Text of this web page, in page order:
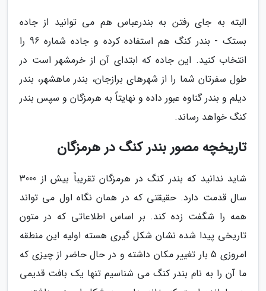
البته به جای رفتن به بندرعباس هم می توانید از جاده
بستک - بندر کنگ هم استفاده کرده و جاده شماره 96 را
انتخاب کنید. این جاده که ابتدای آن از خرمشهر است در
طول سفرتان شما را از شهرهای برازجان، بندر ماهشهر، بندر
دیلم و بندر گناوه عبور داده و نهایتاً به هرمزگان و سپس بندر
کنگ خواهد رساند.
تاریخچه مصور بندر کنگ در هرمزگان
شاید ندانید که بندر کنگ در هرمزگان تقریباً بیش از 3000
سال قدمت دارد. حقیقتی که در همان نگاه اول می تواند
همه را شگفت زده کند. بر اساس اطلاعاتی که در متون
تاریخی پیدا شده نشان شکل گیری هسته اولیه این منطقه
امروزی 5 بار تغییر مکان داشته و در حال حاضر از چیزی که
ما آن را به نام بندر کنگ می شناسیم تنها یک بافت قدیمی